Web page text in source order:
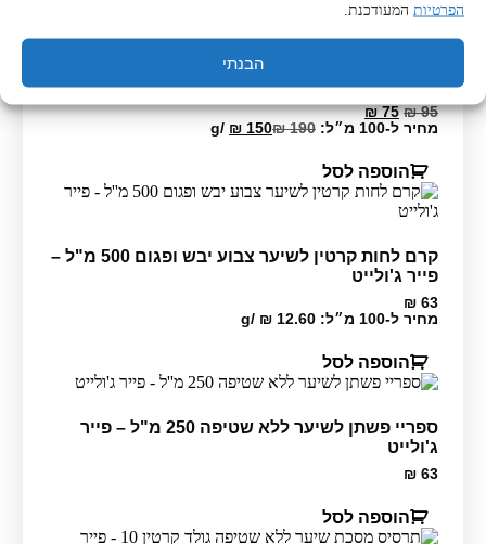
הפרטיות המעודכנת.
הבנתי
פייר ג'ולייט
₪95
המחיר
המקורי
₪75
המחיר
הנוכחי
מחיר ל-100 מ״ל: ₪190
₪ 150
/
g
הוספה לסל
קרם לחות קרטין לשיער צבוע יבש ופגום 500 מ"ל –
פייר ג'ולייט
₪ 63
מחיר ל-100 מ״ל:
₪ 12.60
/
g
הוספה לסל
ספריי פשתן לשיער ללא שטיפה 250 מ"ל – פייר
ג'ולייט
₪ 63
הוספה לסל